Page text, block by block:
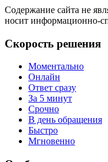
Содержание сайта не
носит информационно-
Скорость решения
Моментально
Онлайн
Ответ сразу
За 5 минут
Срочно
В день обращения
Быстро
Мгновенно